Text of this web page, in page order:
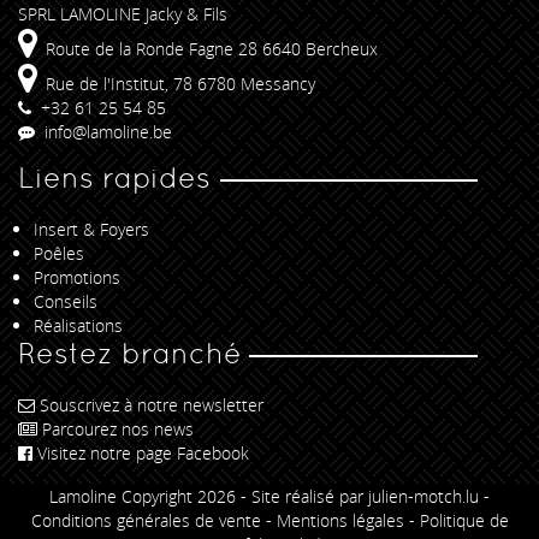
SPRL LAMOLINE Jacky & Fils
Route de la Ronde Fagne 28 6640 Bercheux
Rue de l'Institut, 78 6780 Messancy
+32 61 25 54 85
info@lamoline.be
Liens rapides
Insert & Foyers
Poêles
Promotions
Conseils
Réalisations
Restez branché
Souscrivez à notre newsletter
Parcourez nos news
Visitez notre page Facebook
Lamoline Copyright 2026 - Site réalisé par julien-motch.lu -
Conditions générales de vente - Mentions légales - Politique de